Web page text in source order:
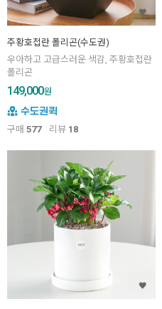
주황호접란 폴리곤(수도권)
우아하고 고급스러운 색감, 주황호접란
폴리곤
149,000원
구매 577 리뷰 18